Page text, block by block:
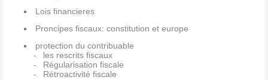
Lois financieres
Proncipes fiscaux: constitution et europe
protection du contribuable
les rescrits fiscaux
Régularisation fiscale
Rétroactivité fiscale